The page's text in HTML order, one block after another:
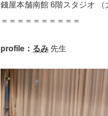
錢屋本舗南館 6階スタジオ （
＝＝＝＝＝＝＝＝＝＝
profile： るみ 先生